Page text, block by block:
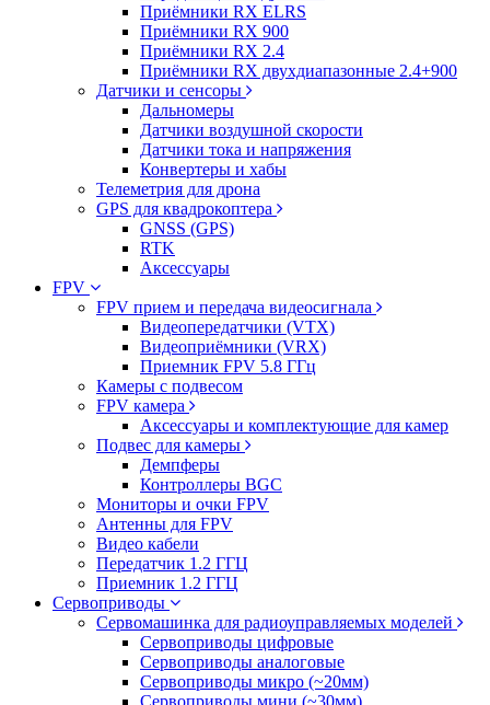
Приёмники RX ELRS
Приёмники RX 900
Приёмники RX 2.4
Приёмники RX двухдиапазонные 2.4+900
Датчики и сенсоры
Дальномеры
Датчики воздушной скорости
Датчики тока и напряжения
Конвертеры и хабы
Телеметрия для дрона
GPS для квадрокоптера
GNSS (GPS)
RTK
Аксессуары
FPV
FPV прием и передача видеосигнала
Видеопередатчики (VTX)
Видеоприёмники (VRX)
Приемник FPV 5.8 ГГц
Камеры с подвесом
FPV камера
Аксессуары и комплектующие для камер
Подвес для камеры
Демпферы
Контроллеры BGC
Мониторы и очки FPV
Антенны для FPV
Видео кабели
Передатчик 1.2 ГГЦ
Приемник 1.2 ГГЦ
Сервоприводы
Сервомашинка для радиоуправляемых моделей
Сервоприводы цифровые
Сервоприводы аналоговые
Сервоприводы микро (~20мм)
Сервоприводы мини (~30мм)